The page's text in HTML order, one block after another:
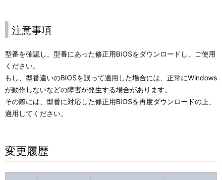
注意事項
型番を確認し、型番にあった修正用BIOSをダウンロードし、ご使用
ください。
もし、型番違いのBIOSを誤って適用した場合には、正常にWindows
が動作しないなどの障害が発生する場合があります。
その際には、型番に対応した修正用BIOSを再度ダウンロードの上、
適用してください。
変更履歴